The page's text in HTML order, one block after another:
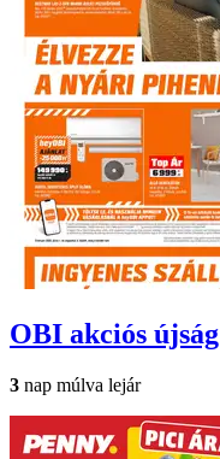
OBI akciós újság
3 nap múlva lejár